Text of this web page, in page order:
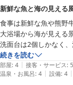
べることが出来ました
眼下に広がる雑賀崎
露天風呂に浸かり、
港する漁船、漁を終え
い風情を感じることが
最近の原油高の影響
少なくなっているのが
新鮮な魚と海の見える
食事は新鮮な魚や熊野
大浴場から海が見える
洗面台は2個しかなく
部屋は壁が所々剥がれ
仕方ないですが露天風
した。
続きを読む
部屋: 4 | 接客・サービス: 5
温泉・お風呂: 4 | 設備: 4 |